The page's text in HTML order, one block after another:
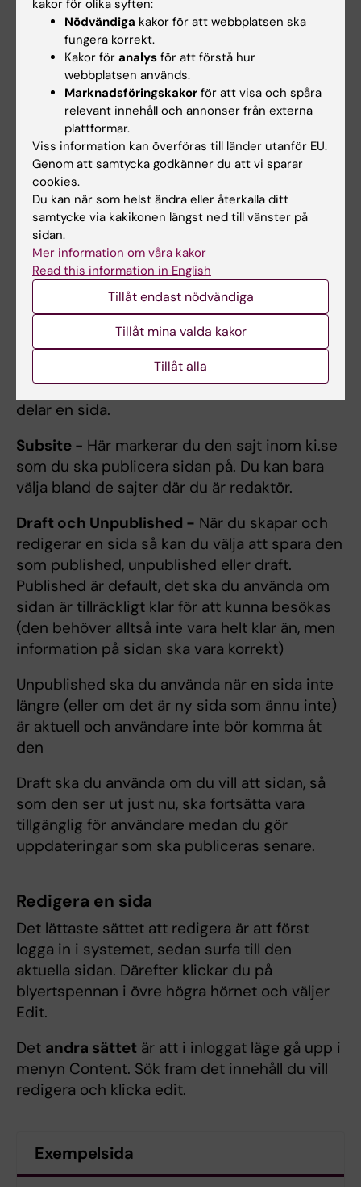
det ska dyka upp en person som
innehållsgranskare. Du kan välja att dölja Last
updated by när sidan har en
innehållsgranskare.Tänk på att göra det
sparsamt.Det är bra om användaren kan få
tag i innehållsgranskare och/eller redaktör för
att ställa frågor eller rapportera fel.
Metadata for search engines –
detta om du vill ha en annan metadatatext än
den du har angett som ingress. Google och
andra sökmotorer använder detta fält för att
plocka text till den ”snippet” som visas under
sökresultaten. Texten i detta fält används
också av sociala medier, till exempel
Facebook, och blir den sammanfattning som
visas när du delar sidan. Metadata for social
media. Här kan du lägga in en bild som hämtas
av sociala medier och följer med när någon
delar en sida.
Subsite - Här markerar du den sajt inom ki.se
som du ska publicera sidan på. Du kan bara
välja bland de sajter där du är redaktör.
Draft och Unpublished - När du skapar och
redigerar en sida så kan du välja att spara den
som published, unpublished eller draft.
Published är default, det ska du använda om
sidan är tillräckligt klar för att kunna besökas
(den behöver alltså inte vara helt klar än, men
information på sidan ska vara korrekt)
Unpublished ska du använda när en sida inte
längre (eller om det är ny sida som ännu inte)
är aktuell och användare inte bör komma åt
den
Draft ska du använda om du vill att sidan, så
som den ser ut just nu, ska fortsätta vara
tillgänglig för användare medan du gör
uppdateringar som ska publiceras senare.
Redigera en sida
Det lättaste sättet att redigera är att först
logga in i systemet, sedan surfa till den
aktuella sidan. Därefter klickar du på
blyertspennan i övre högra hörnet och väljer
Edit.
Det andra sättet är att i inloggat läge gå upp i
menyn Content. Sök fram det innehåll du vill
redigera och klicka edit.
Exempelsida
kakor för olika syften:
Nödvändiga kakor för att webbplatsen ska
fungera korrekt.
Kakor för analys för att förstå hur
webbplatsen används.
Marknadsföringskakor för att visa och spåra
relevant innehåll och annonser från externa
plattformar.
Viss information kan överföras till länder utanför EU.
Genom att samtycka godkänner du att vi sparar
cookies.
Du kan när som helst ändra eller återkalla ditt
samtycke via kakikonen längst ned till vänster på
sidan.
Mer information om våra kakor
Read this information in English
Tillåt endast nödvändiga
Tillåt mina valda kakor
Tillåt alla